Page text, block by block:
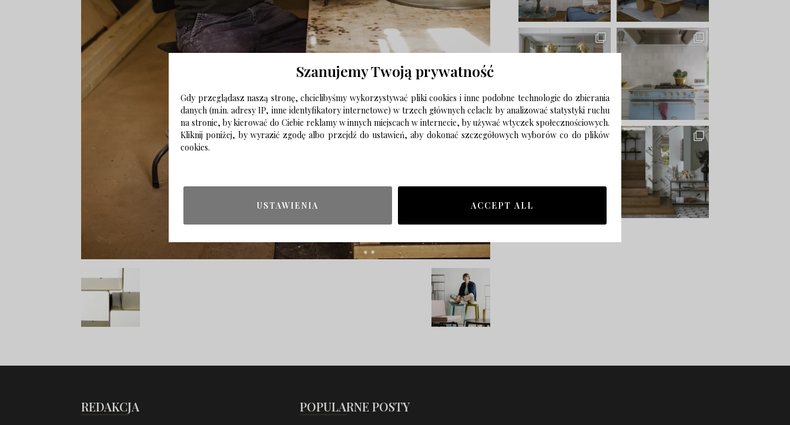
REDAKCJA POPULARNE POSTY
Szanujemy Twoją prywatność
Gdy przeglądasz naszą stronę, chcielibyśmy wykorzystywać pliki cookies i inne podobne technologie do zbierania
danych (m.in. adresy IP, inne identyfikatory internetowe) w trzech głównych celach: by analizować statystyki ruchu
na stronie, by kierować do Ciebie reklamy w innych miejscach w internecie, by używać wtyczek społecznościowych.
Kliknij poniżej, by wyrazić zgodę albo przejdź do ustawień, aby dokonać szczegółowych wyborów co do plików
cookies.
USTAWIENIA ACCEPT ALL